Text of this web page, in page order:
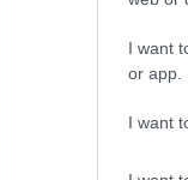
I want
or app.
I want
di sé
è cruciale
trovare